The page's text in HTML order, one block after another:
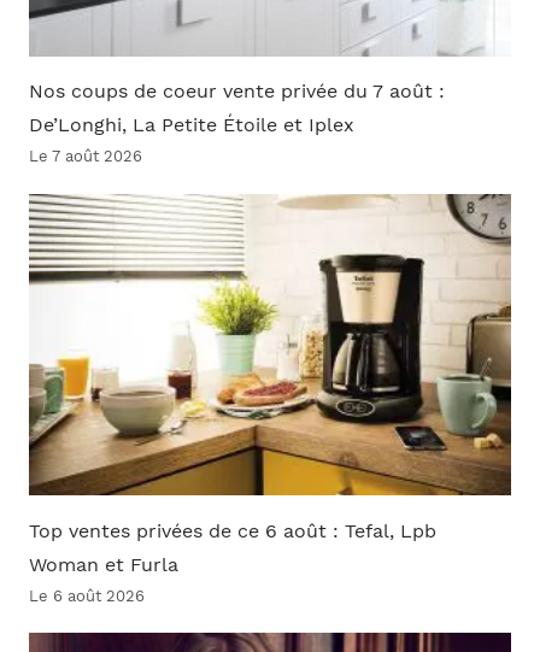
Nos coups de coeur vente privée du 7 août :
De’Longhi, La Petite Étoile et Iplex
Le 7 août 2026
Top ventes privées de ce 6 août : Tefal, Lpb
Woman et Furla
Le 6 août 2026